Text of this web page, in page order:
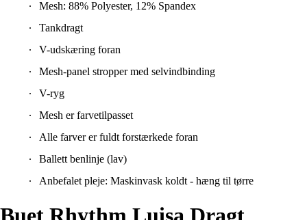
Tankdragt
V-udskæring foran
Mesh-panel stropper med selvindbinding
V-ryg
Mesh er farvetilpasset
Alle farver er fuldt forstærkede foran
Ballett benlinje (lav)
Anbefalet pleje: Maskinvask koldt - hæng til tørre